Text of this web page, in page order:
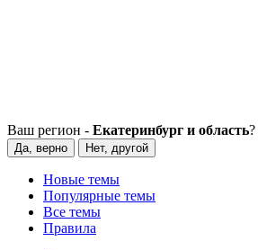
Ваш регион - Екатеринбург и область?
Да, верно Нет, другой
Новые темы
Популярные темы
Все темы
Правила